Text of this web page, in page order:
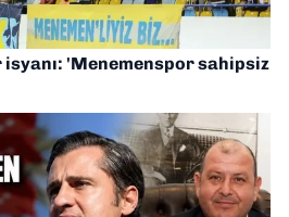
'Menemenspor sahipsiz